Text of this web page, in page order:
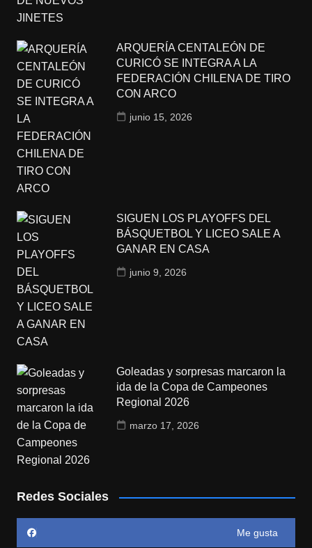
ARQUERÍA CENTALEÓN DE
CURICÓ SE INTEGRA A LA
FEDERACIÓN CHILENA DE TIRO
CON ARCO
junio 15, 2026
SIGUEN LOS PLAYOFFS DEL
BÁSQUETBOL Y LICEO SALE A
GANAR EN CASA
junio 9, 2026
Goleadas y sorpresas marcaron la
ida de la Copa de Campeones
Regional 2026
marzo 17, 2026
Redes Sociales
Me gusta